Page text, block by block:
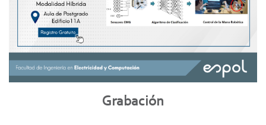
Grabación